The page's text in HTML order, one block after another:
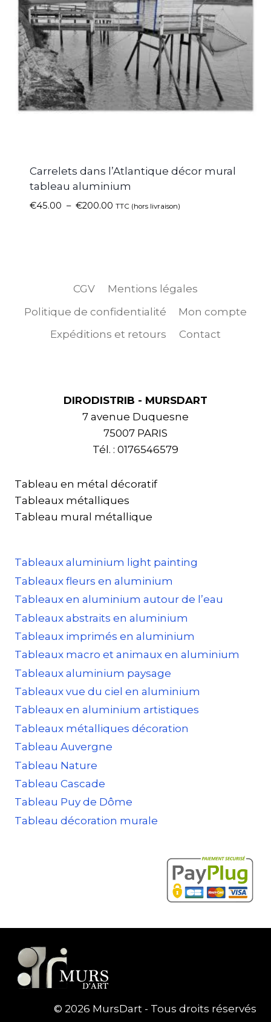
Carrelets dans l’Atlantique décor mural
tableau aluminium
€45.00 – €200.00 TTC (hors livraison)
CGV
Mentions légales
Politique de confidentialité
Mon compte
Expéditions et retours
Contact
DIRODISTRIB - MURSDART
7 avenue Duquesne
75007 PARIS
Tél. : 0176546579
Tableau en métal décoratif
Tableaux métalliques
Tableau mural métallique
Tableaux aluminium light painting
Tableaux fleurs en aluminium
Tableaux en aluminium autour de l’eau
Tableaux abstraits en aluminium
Tableaux imprimés en aluminium
Tableaux macro et animaux en aluminium
Tableaux aluminium paysage
Tableaux vue du ciel en aluminium
Tableaux en aluminium artistiques
Tableaux métalliques décoration
Tableau Auvergne
Tableau Nature
Tableau Cascade
Tableau Puy de Dôme
Tableau décoration murale
© 2026 MursDart - Tous droits réservés